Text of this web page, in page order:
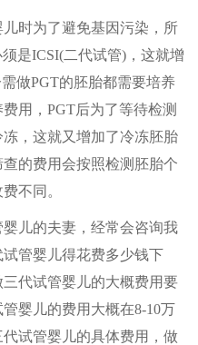
时为了避免基因污染，所
是ICSI(二代试管)，这就增
做PGT的胚胎都需要培养
用，PGT后为了等待检测
，这就又增加了冷冻胚胎
的费用会按照检测胚胎个
不同。
儿的夫妻，经常会咨询我
管婴儿得花费多少钱下
代试管婴儿的大概费用要
婴儿的费用大概在8-10万
试管婴儿的具体费用，做